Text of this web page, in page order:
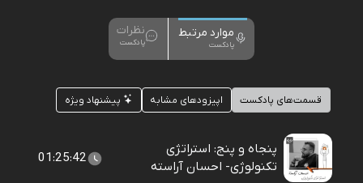
موارد مرتبط
پادکست
نظرات
پادکست
قسمت‌های پادکست اپیزودهای مشابه پیشنهاد ویژه
پنجاه و پنج: استراتژی
تکنولوژی- احسان آراسته
01:25:42